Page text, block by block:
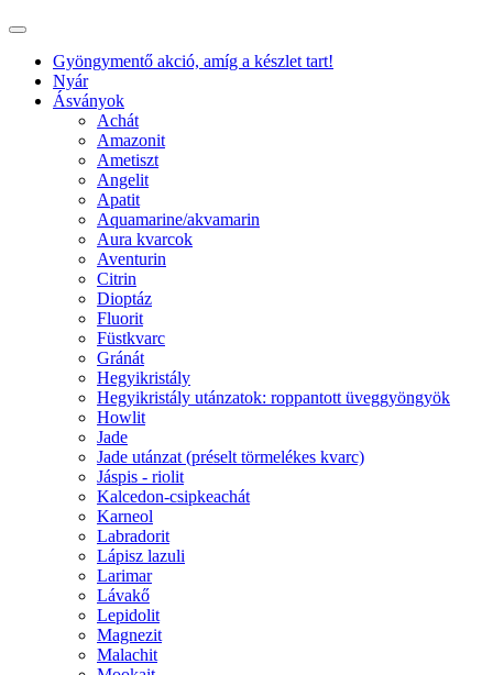
Gyöngymentő akció, amíg a készlet tart!
Nyár
Ásványok
Achát
Amazonit
Ametiszt
Angelit
Apatit
Aquamarine/akvamarin
Aura kvarcok
Aventurin
Citrin
Dioptáz
Fluorit
Füstkvarc
Gránát
Hegyikristály
Hegyikristály utánzatok: roppantott üveggyöngyök
Howlit
Jade
Jade utánzat (préselt törmelékes kvarc)
Jáspis - riolit
Kalcedon-csipkeachát
Karneol
Labradorit
Lápisz lazuli
Larimar
Lávakő
Lepidolit
Magnezit
Malachit